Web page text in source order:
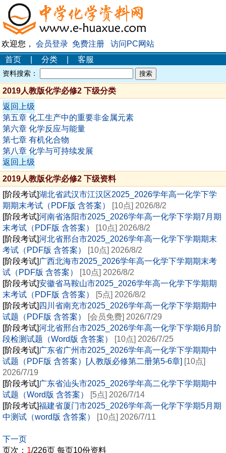
欢迎您， 会员登录 免费注册
访问PC网站
首页
分类 客服
资料搜索：
2019人教版化学必修2 下级分类
返回上级
第五章 化工生产中的重要非金属元素
第六章 化学反应与能量
第七章 有机化合物
第八章 化学与可持续发展
返回上级
2019人教版化学必修2 下级资料
[阶段考试]湖北省武汉市江汉区2025_2026学年高一化学下学
期期末考试（PDF版 含答案）
[10点] 2026/8/2
[阶段考试]河南省洛阳市2025_2026学年高一化学下学期7月期
末考试（PDF版 含答案）
[10点] 2026/8/2
[阶段考试]河北省邢台市2025_2026学年高一化学下学期期末
考试（PDF版 含答案）
[10点] 2026/8/2
[阶段考试] 广西北海市2025_2026学年高一化学下学期期末考
试（PDF版 含答案）
[10点] 2026/8/2
[阶段考试]安徽省马鞍山市2025_2026学年高一化学下学期期
末考试（PDF版 含答案）
[5点] 2026/8/2
[阶段考试] 四川省南充市2025_2026学年高一化学下学期期中
试题（PDF版 含答案）
[会员免费] 2026/7/29
[阶段考试]河北省邢台市2025_2026学年高一化学下学期6月阶
段检测试题（Word版 含答案）
[10点] 2026/7/25
[阶段考试] 广东省广州市2025_2026学年高一化学下学期期中
试题（PDF版 含答案）[人教版必修第二册第5-6章] [10点]
2026/7/19
[阶段考试] 广东省汕头市2025_2026学年高二化学下学期期中
试题（Word版 含答案）
[5点] 2026/7/14
[阶段考试]福建省厦门市2025_2026学年高一化学下学期5月期
中测试（word版 含答案）
[10点] 2026/7/11
下一页
页次： 1/226页 每页10份资料